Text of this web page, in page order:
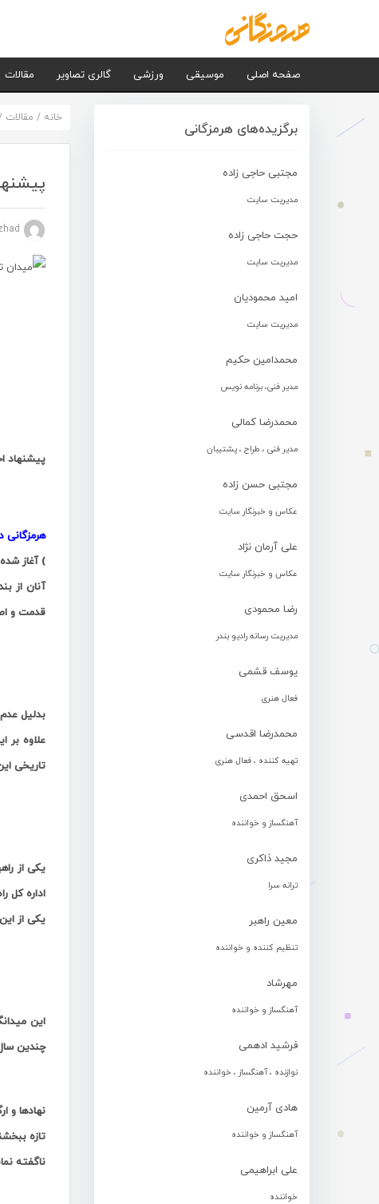
صفحه اصلی موسیقی ورزشی گالری تصاویر مقالات
برگزیده‌های هرمزگانی
مجتبی حاجی زاده
مدیریت سایت
حجت حاجی زاده
مدیریت سایت
امید محمودیان
مدیریت سایت
محمدامین حکیم
مدیر فنی، برنامه نویس
محمدرضا کمالی
مدیر فنی ، طراح ، پشتیبان
مجتبی حسن زاده
عکاس و خبرنگار سایت
علی آرمان نژاد
عکاس و خبرنگار سایت
رضا محمودی
مدیریت رسانه رادیو بندر
یوسف قشمی
فعال هنری
محمدرضا اقدسی
تهیه کننده ، فعال هنری
اسحق احمدی
آهنگساز و خواننده
مجید ذاکری
ترانه سرا
معین راهبر
تنظیم کننده و خواننده
مهرشاد
آهنگساز و خواننده
فرشید ادهمی
نوازنده ، آهنگساز ، خواننده
هادی آرمین
آهنگساز و خواننده
علی ابراهیمی
خواننده
خانه / مقالات
پیشنهاد
) آغاز
آنان از
قدمت و
بدلیل
علاوه بر
تاریخی
یکی از
اداره کل
یکی از
این
چندین
نهادها و
تازه
ناگفته